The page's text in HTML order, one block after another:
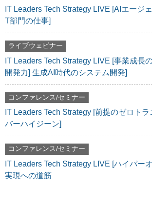
IT Leaders Tech Strategy LIVE [AIエージ
T部門の仕事]
ライブウェビナー
IT Leaders Tech Strategy LIVE [事業成長
開発力] 生成AI時代のシステム開発]
コンファレンス/セミナー
IT Leaders Tech Strategy [前提のゼロト
バーハイジーン]
コンファレンス/セミナー
IT Leaders Tech Strategy LIVE [ハイパー
実現への道筋